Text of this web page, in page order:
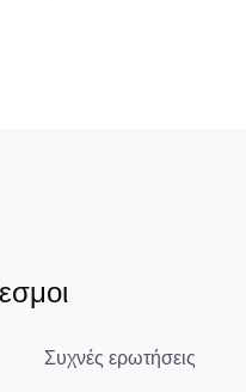
Συχνές ερωτήσεις